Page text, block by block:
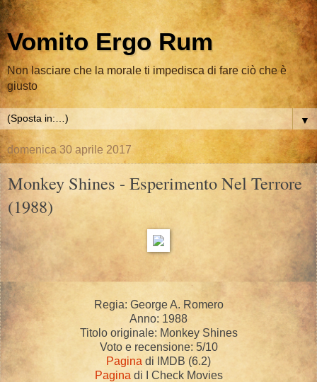
Vomito Ergo Rum
Non lasciare che la morale ti impedisca di fare ciò che è
giusto
▼
domenica 30 aprile 2017
Monkey Shines - Esperimento Nel Terrore
(1988)
Regia: George A. Romero
Anno: 1988
Titolo originale: Monkey Shines
Voto e recensione: 5/10
Pagina di IMDB (6.2)
Pagina di I Check Movies